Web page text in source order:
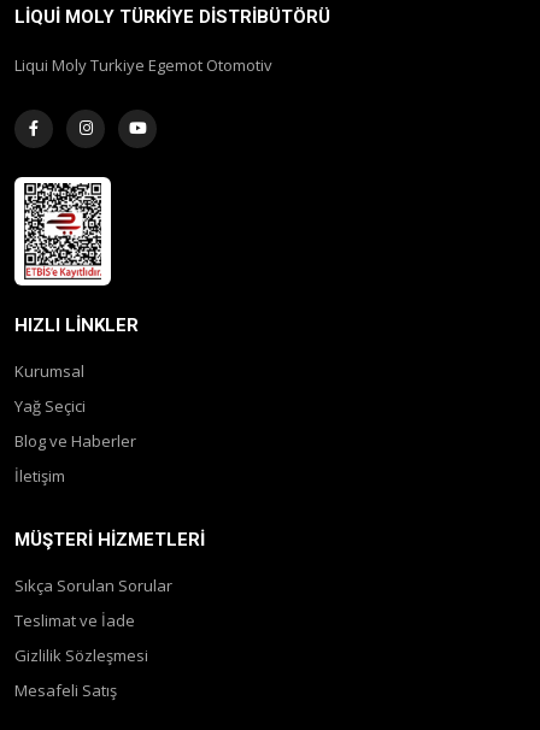
LIQUI MOLY TÜRKIYE DISTRIBÜTÖRÜ
Liqui Moly Turkiye Egemot Otomotiv
HIZLI LINKLER
Kurumsal
Yağ Seçici
Blog ve Haberler
İletişim
MÜŞTERI HIZMETLERI
Sıkça Sorulan Sorular
Teslimat ve İade
Gizlilik Sözleşmesi
Mesafeli Satış